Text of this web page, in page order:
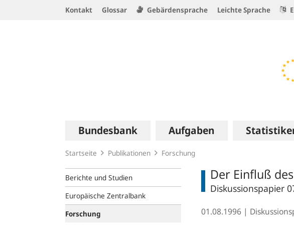
Kontakt Glossar Gebärdensprache Leichte Sprache
Hauptnavigation
Bundesbank Aufgaben
Startseite Publikationen Forschung
Berichte und Studien
Europäische Zentralbank
Forschung
Der Einfluß
Diskussionspapier
01.08.1996